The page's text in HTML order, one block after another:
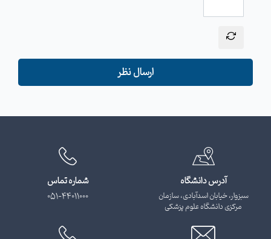
ارسال نظر
آدرس دانشگاه
سبزوار، خیابان اسدآبادی، سازمان
مرکزی دانشگاه علوم پزشکی
شماره تماس
051-44011000